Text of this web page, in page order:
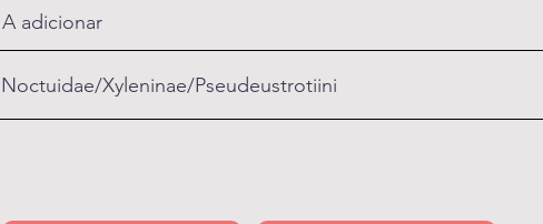
A adicionar
Noctuidae/Xyleninae/Pseudeustrotiini